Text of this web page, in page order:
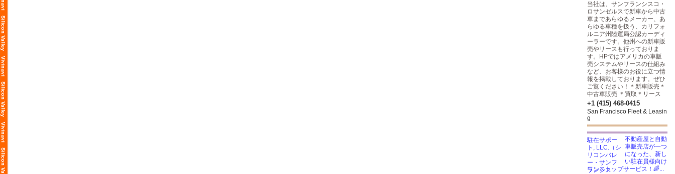
当社は、サンフランシスコ・
ロサンゼルスで新車から中古
車まであらゆるメーカー、あ
らゆる車種を扱う、カリフォ
ルニア州陸運局公認カーディ
ーラーです。他州への新車販
売やリースも行っておりま
す。HPではアメリカの車販
売システムやリースの仕組み
など、お客様のお役に立つ情
報を掲載しております。ぜひ
ご覧ください！＊新車販売＊
中古車販売 ＊買取＊リース
+1 (415) 468-0415
San Francisco Fleet & Leasin
g
不動産屋と自動
車販売店が一つ
になった、新し
い駐在員様向け
ワンストップサービス！🌈...